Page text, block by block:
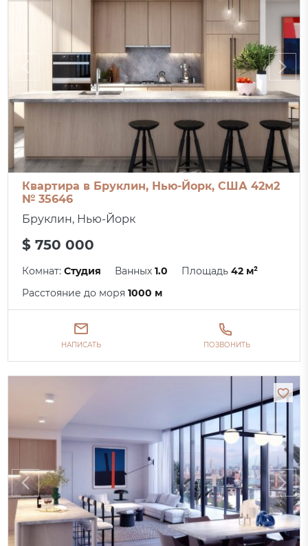
Квартира в Бруклин, Нью-Йорк, США 42м2
№ 35646
Бруклин, Нью-Йорк
$ 750 000
Комнат:Студия Ванных1.0 Площадь42 м²
Расстояние до моря1000 м
НАПИСАТЬ ПОЗВОНИТЬ